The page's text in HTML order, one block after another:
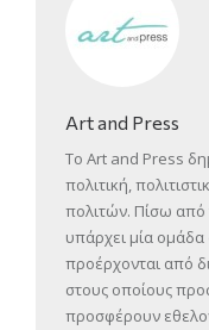
Art and Press
Το Art and Press
πολιτική,
πολιτών. Πίσω από
υπάρχει μία
προέρχονται από
στους οποίους
προσφέρουν